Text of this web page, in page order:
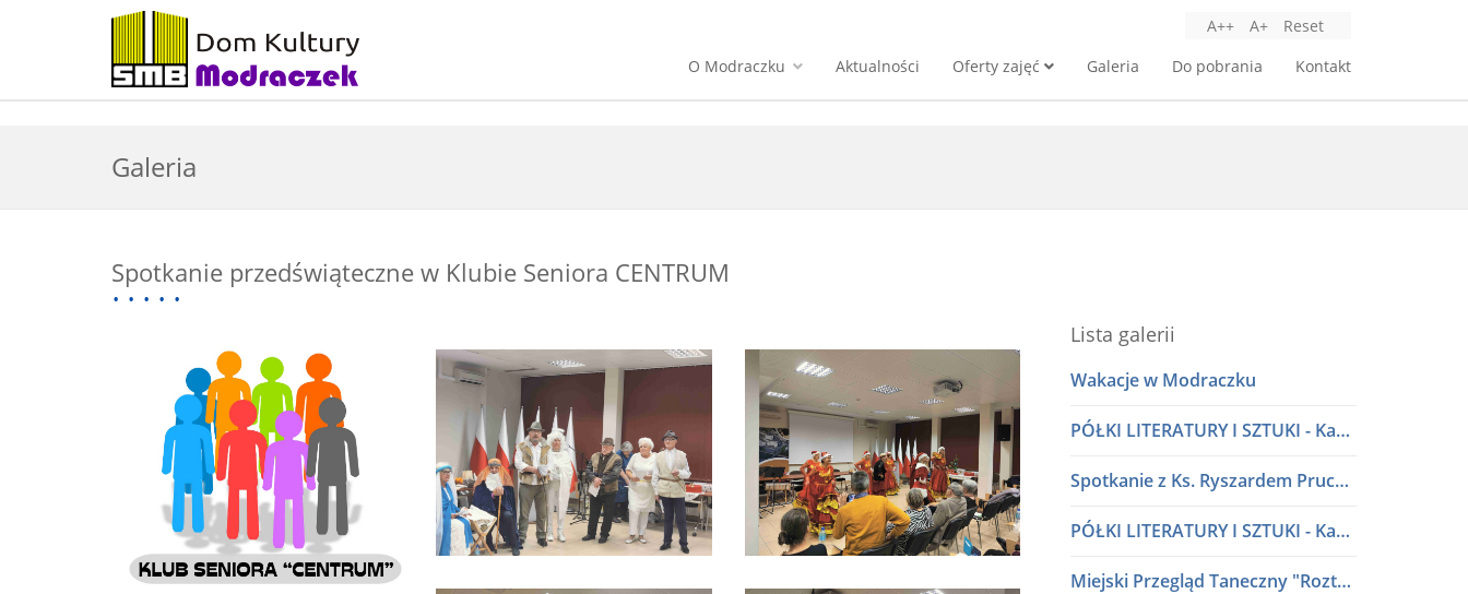
A++ A+
Reset
O Modraczku
Aktualności Oferty zajęć Galeria Do pobrania Kontakt
Galeria
Spotkanie przedświąteczne w Klubie Seniora CENTRUM
Lista galerii
Wakacje w Modraczku
PÓŁKI LITERATURY I SZTUKI - Kawiarnia Literacka w dialogu
Spotkanie z Ks. Ryszardem Pruczkowskim
PÓŁKI LITERATURY I SZTUKI - Kawiarnia Literacka w dialogu
Miejski Przegląd Taneczny "Roztańczone przedszkolaki" lata 80 i 90